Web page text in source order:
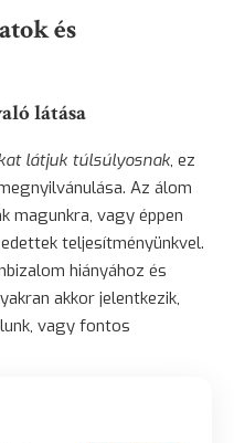
és
látása
látjuk túlsúlyosnak, ez
Az álom
magunkra, vagy éppen
teljesítményünkvel.
hiányához és
akkor jelentkezik,
vagy fontos